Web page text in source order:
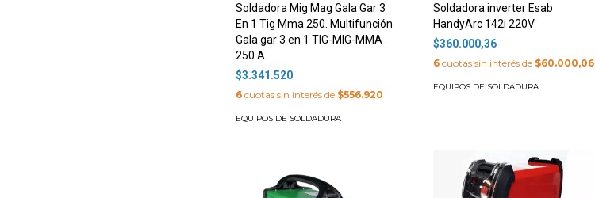
Soldadora Mig Mag Gala Gar 3
En 1 Tig Mma 250. Multifunción
Gala gar 3 en 1 TIG-MIG-MMA
250 A.
$3.341.520
6 cuotas sin interés de $556.920
EQUIPOS DE SOLDADURA
Soldadora inverter Esab
HandyArc 142i 220V
$360.000,36
6cuotas sin interés de $60.000,06
EQUIPOS DE SOLDADURA